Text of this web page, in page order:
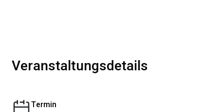
Veranstaltungsdetails
Termin